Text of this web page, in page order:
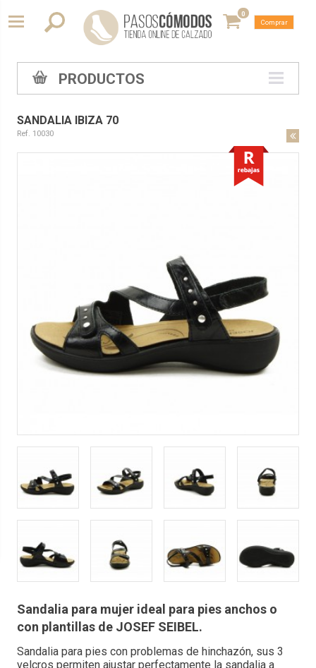
0
Comprar
PRODUCTOS
SANDALIA IBIZA 70
Ref. 10030
Sandalia para mujer ideal para pies anchos o
con plantillas de JOSEF SEIBEL.
Sandalia para pies con problemas de hinchazón, sus 3
velcros permiten ajustar perfectamente la sandalia a